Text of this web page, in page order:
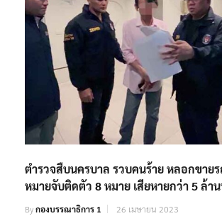
ตำรวจสืบนครบาล รวบคนร้าย หลอกขาย
หมายจับติดตัว 8 หมาย เสียหายกว่า 5 ล้า
Byกองบรรณาธิการ 1 26 เมษายน 2023